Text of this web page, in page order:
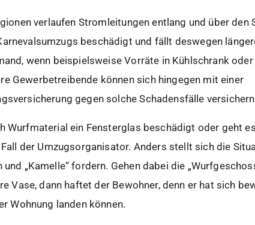
verlaufen Stromleitungen entlang und über den
beschädigt und fällt deswegen
wenn beispielsweise Vorräte in Kühlschrank
Gewerbetreibende können sich hingegen mit einer
gegen solche Schadensfälle
Wurfmaterial ein Fensterglas beschädigt oder geht
der Umzugsorganisator. Anders stellt sich die
und „Kamelle“ fordern. Gehen dabei die
Vase, dann haftet der Bewohner, denn er hat sich
Wohnung landen können.